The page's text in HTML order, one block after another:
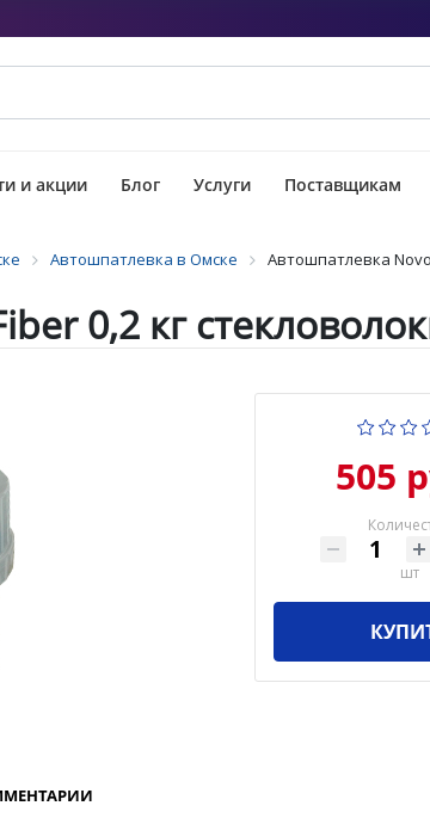
и акции Блог Услуги Поставщикам
Автошпатлевка в Омске Автошпатлевка
0,2 кг
505
шт